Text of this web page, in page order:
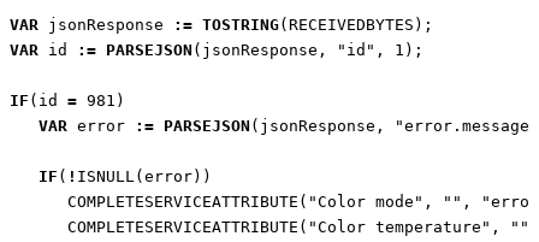
VAR jsonResponse := TOSTRING( RECEIVEDBYTES );
VAR id := PARSEJSON ( jsonResponse , "id" , 1 );
IF ( id = 981 )
VAR error := PARSEJSON ( jsonResponse , "error.message"
IF ( ! ISNULL( error))
COMPLETESERVICEATTRIBUTE ( "Color mode" , "" ,
COMPLETESERVICEATTRIBUTE ( "Color temperature" , ""